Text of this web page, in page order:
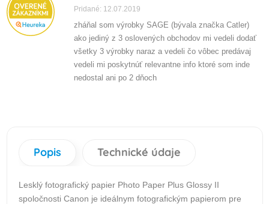
Pridané: 12.07.2019
zháňal som výrobky SAGE (bývala značka Catler)
ako jediný z 3 oslovených obchodov mi vedeli dodať
všetky 3 výrobky naraz a vedeli čo vôbec predávaj
vedeli mi poskytnúť relevantne info ktoré som inde
nedostal ani po 2 dňoch
Popis Technické údaje
Lesklý fotografický papier Photo Paper Plus Glossy II
spoločnosti Canon je ideálnym fotografickým papierom pre